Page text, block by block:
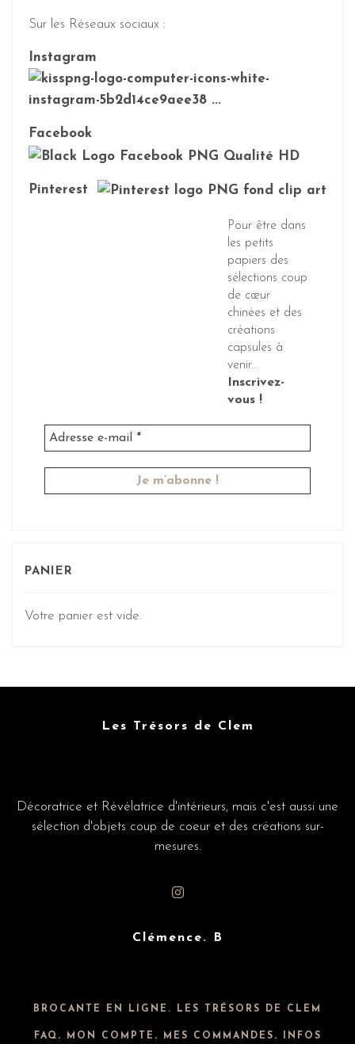
Sur les Réseaux sociaux :
Instagram
Facebook
Pinterest
Pour être dans
les petits
papiers des
sélections coup
de cœur
chinées et des
créations
capsules à
venir...
Inscrivez-
vous !
PANIER
Votre panier est vide.
Les Trésors de Clem
Décoratrice et Révélatrice d'intérieurs, mais c'est aussi une
sélection d'objets coup de coeur et des créations sur-
mesures.
Clémence. B
BROCANTE EN LIGNE. LES TRÉSORS DE CLEM
FAQ . MON COMPTE . MES COMMANDES . INFOS